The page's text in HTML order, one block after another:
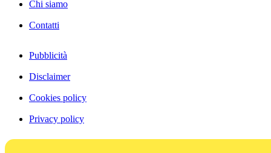
Chi siamo
Contatti
Pubblicità
Disclaimer
Cookies policy
Privacy policy